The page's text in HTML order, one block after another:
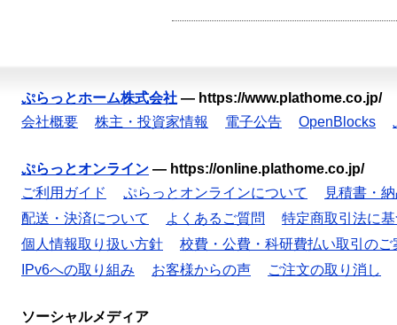
ぷらっとホーム株式会社 — https://www.plathome.co.jp/
会社概要
株主・投資家情報 電子公告 OpenBlocks
ぷらっとオンライン — https://online.plathome.co.jp/
ご利用ガイド
ぷらっとオンラインについて
見積書・
配送・決済について
よくあるご質問
特定商取引法に
個人情報取り扱い方針
校費・公費・科研費払い取引のご
IPv6への取り組み
お客様からの声 ご注文の取り消し
ソーシャルメディア